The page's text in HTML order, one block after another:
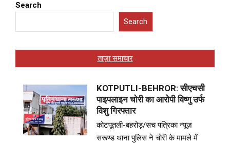
Search
Search
ताज़ा समाचार
KOTPUTLI-BEHROR: सीएचसी
पाइपलाइन चोरी का आरोपी विष्णु उर्फ
विशु गिरफ्तार
कोटपूतली-बहरोड़/सच पत्रिका न्यूज़
सरूण्ड थाना पुलिस ने चोरी के मामले में